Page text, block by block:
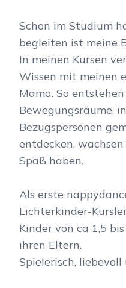
Schon im Studium
begleiten ist meine
In meinen Kursen
Wissen mit meinen
Mama. So
Bewegungsräume,
Bezugspersonen
entdecken,
Spaß haben.
Als erste
Lichterkinder-
Kinder von ca 1,5
ihren Eltern.
Spielerisch,